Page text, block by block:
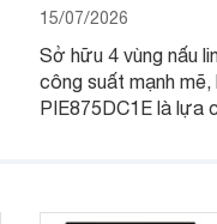
15/07/2026
Sở hữu 4 vùng nấu
công suất mạnh
PIE875DC1E là lựa